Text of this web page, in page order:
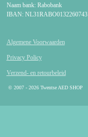
Naam bank: Rabobank
IBAN: NL31RABO0132260743
Algemene Voorwaarden
Privacy Policy
Verzend- en retourbeleid
© 2007 - 2026 Twentse AED SHOP